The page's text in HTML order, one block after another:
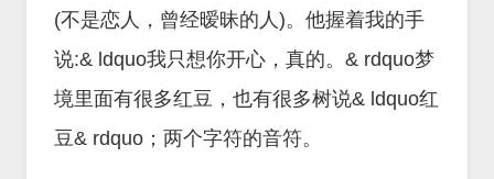
(不是恋人，曾经暧昧的人)。他握着我的手
说:& ldquo我只想你开心，真的。& rdquo梦
境里面有很多红豆，也有很多树说& ldquo红
豆& rdquo；两个字符的音符。